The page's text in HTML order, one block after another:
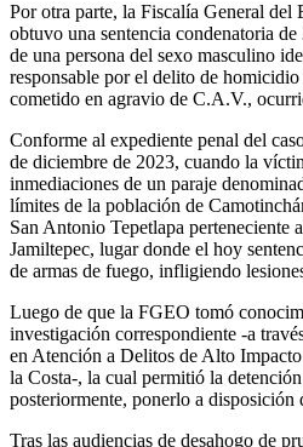
Por otra parte, la Fiscalía General del
obtuvo una sentencia condenatoria
de una persona del sexo masculino
responsable por el delito de
cometido en agravio de C.A.V.,
Conforme al expediente penal del
de diciembre de 2023, cuando la
inmediaciones de un paraje
límites de la población de
San Antonio Tepetlapa perteneciente
Jamiltepec, lugar donde el hoy
de armas de fuego, infligiendo
Luego de que la FGEO tomó
investigación correspondiente -a
en Atención a Delitos de Alto
la Costa-, la cual permitió la
posteriormente, ponerlo a disposición
Tras las audiencias de desahogo de